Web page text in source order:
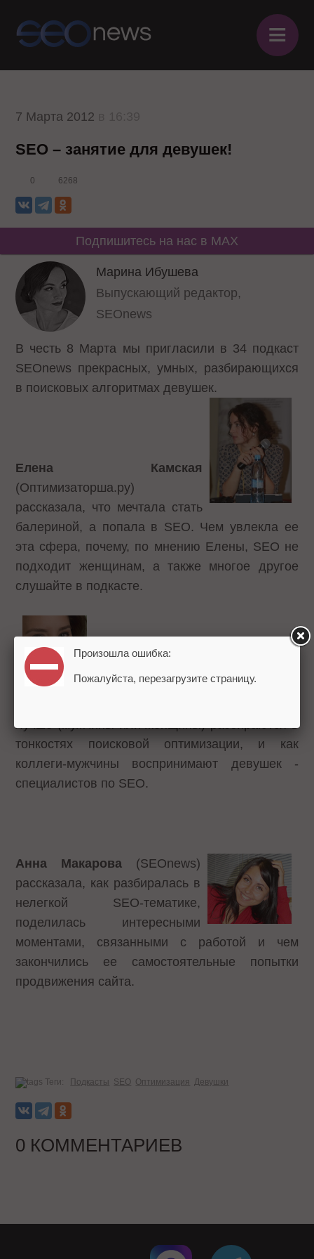
≡
7 Марта 2012
SEO – занятие для девушек!
0 6268
Подпишитесь на нас в MAX
Марина Ибушева
Выпускающий редактор,
SEOnews
В честь 8 Марта мы пригласили в 34 подкаст
SEOnews прекрасных, умных, разбирающихся
в поисковых алгоритмах девушек.
Елена Камская
(Оптимизаторша.ру)
рассказала, что мечтала стать
балериной, а попала в SEO. Чем увлекла ее
эта сфера, почему, по мнению Елены, SEO не
подходит женщинам, а также многое другое
слушайте в подкасте.
поделилась своим мнением и
лучше (мужчины или женщины) разбираются в
тонкостях поисковой оптимизации, и как
коллеги-мужчины воспринимают девушек -
специалистов по SEO.
Анна Макарова (SEOnews)
рассказала, как разбиралась в
нелегкой SEO-тематике,
поделилась интересными
моментами, связанными с работой и чем
закончились ее самостоятельные попытки
продвижения сайта.
Теги: Подкасты SEO Оптимизация Девушки
0 КОММЕНТАРИЕВ
Произошла ошибка:
Пожалуйста, перезагрузите страницу.